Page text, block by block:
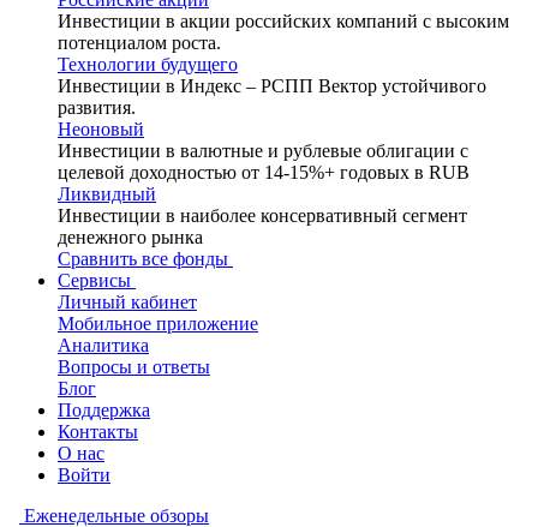
Инвестиции в акции российских компаний с высоким
потенциалом роста.
Технологии будущего
Инвестиции в Индекс – РСПП Вектор устойчивого
развития.
Неоновый
Инвестиции в валютные и рублевые облигации с
целевой доходностью от 14-15%+ годовых в RUB
Ликвидный
Инвестиции в наиболее консервативный сегмент
денежного рынка
Сравнить все фонды
Сервисы
Личный кабинет
Мобильное приложение
Аналитика
Вопросы и ответы
Блог
Поддержка
Контакты
О нас
Войти
Еженедельные обзоры